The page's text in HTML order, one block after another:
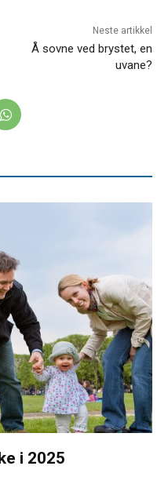
Neste artikkel
Å sovne ved brystet, en
uvane?
i 2025